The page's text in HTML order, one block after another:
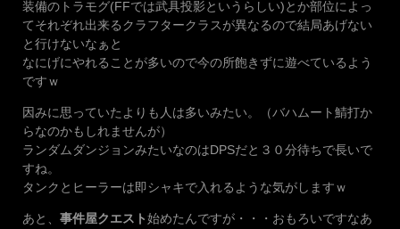
装備のトラモグ(FFでは武具投影というらしい)とか部位によっ
てそれぞれ出来るクラフタークラスが異なるので結局あげない
と行けないなぁと
なにげにやれることが多いので今の所飽きずに遊べているよう
ですｗ
因みに思っていたよりも人は多いみたい。（バハムート鯖打か
らなのかもしれませんが）
ランダムダンジョンみたいなのはDPSだと３０分待ちで長いで
すね。
タンクとヒーラーは即シャキで入れるような気がしますｗ
あと、 事件屋クエスト始めたんですが・・・おもろいですなあ